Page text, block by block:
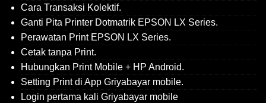
Cara Transaksi Kolektif.
Ganti Pita Printer Dotmatrik EPSON LX Series.
Perawatan Print EPSON LX Series.
Cetak tanpa Print.
Hubungkan Print Mobile + HP Android.
Setting Print di App Griyabayar mobile.
Login pertama kali Griyabayar mobile